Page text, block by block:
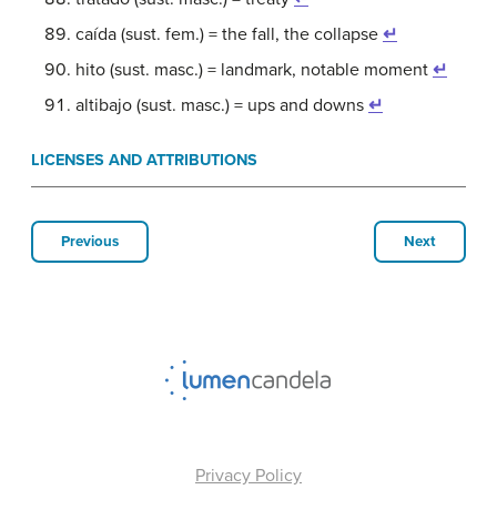
caída (sust. fem.) = the fall, the collapse ↵
hito (sust. masc.) = landmark, notable moment ↵
altibajo (sust. masc.) = ups and downs ↵
LICENSES AND ATTRIBUTIONS
Previous Next
Privacy Policy